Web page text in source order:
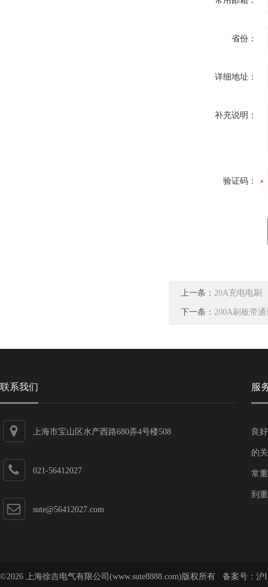
省份：
详细地址：
补充说明：
验证码：
上一条： 20A充电电刷
下一条： 200A刷板带通
联系我们
上海市宝山区水产西路680弄4号楼508
021-56412027
sute@56412027.com
服
良
的
常
到
©2026 上海徐吉电气有限公司(www.sute8888.com)版权所有 备案号： 沪